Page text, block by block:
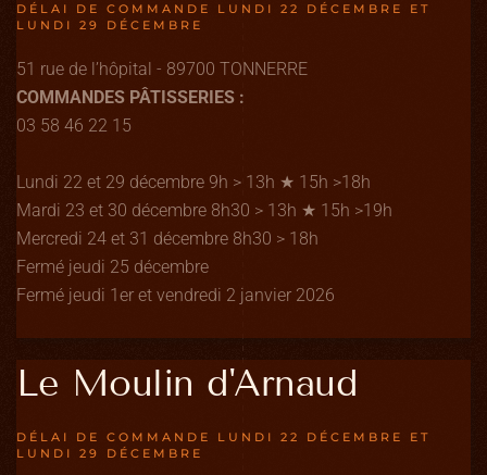
DÉLAI DE COMMANDE LUNDI 22 DÉCEMBRE ET
LUNDI 29 DÉCEMBRE
51 rue de l’hôpital - 89700 TONNERRE
COMMANDES PÂTISSERIES :
03 58 46 22 15
Lundi 22 et 29 décembre 9h > 13h ★ 15h >18h
Mardi 23 et 30 décembre 8h30 > 13h ★ 15h >19h
Mercredi 24 et 31 décembre 8h30 > 18h
Fermé jeudi 25 décembre
Fermé jeudi 1er et vendredi 2 janvier 2026
Le Moulin d'Arnaud
DÉLAI DE COMMANDE LUNDI 22 DÉCEMBRE ET
LUNDI 29 DÉCEMBRE